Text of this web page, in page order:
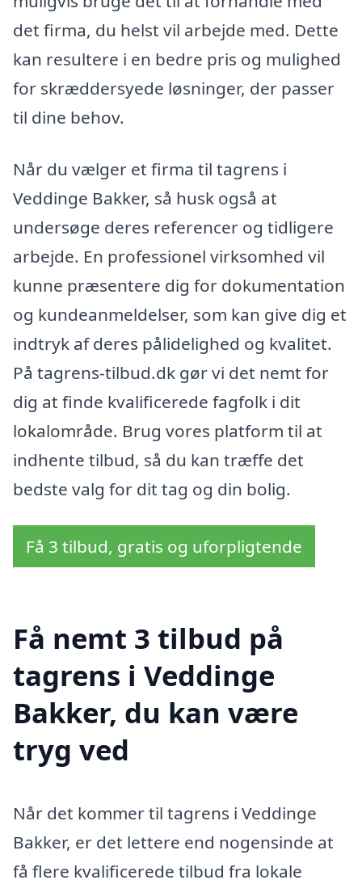
det firma, du helst vil arbejde med. Dette
kan resultere i en bedre pris og mulighed
for skræddersyede løsninger, der passer
til dine behov.
Når du vælger et firma til tagrens i
Veddinge Bakker, så husk også at
undersøge deres referencer og tidligere
arbejde. En professionel virksomhed vil
kunne præsentere dig for dokumentation
og kundeanmeldelser, som kan give dig et
indtryk af deres pålidelighed og kvalitet.
På tagrens-tilbud.dk gør vi det nemt for
dig at finde kvalificerede fagfolk i dit
lokalområde. Brug vores platform til at
indhente tilbud, så du kan træffe det
bedste valg for dit tag og din bolig.
Få 3 tilbud, gratis og uforpligtende
Få nemt 3 tilbud på
tagrens i Veddinge
Bakker, du kan være
tryg ved
Når det kommer til tagrens i Veddinge
Bakker, er det lettere end nogensinde at
få flere kvalificerede tilbud fra lokale